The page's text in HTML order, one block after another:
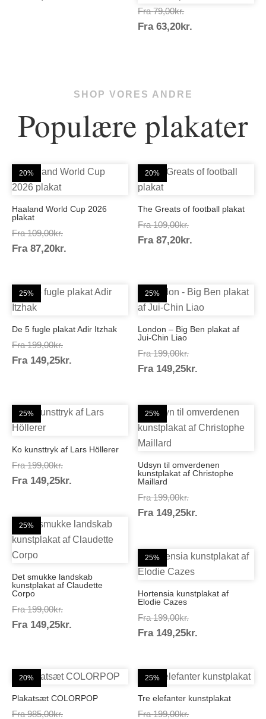
Fra 79,00kr.Prisinterval:
79,00kr.
Fra 63,20kr.
SHOP VORES ANDRE
Populære plakater
20%
Haaland World Cup 2026
plakat
Fra 109,00kr.Prisinterval:
109,00kr.
Fra 87,20kr.
20%
The Greats of football plakat
Fra 109,00kr.Prisinterval:
109,00kr.
Fra 87,20kr.
25%
De 5 fugle plakat Adir Itzhak
Fra 199,00kr.Prisinterval:
199,00kr.
Fra 149,25kr.
25%
London – Big Ben plakat af
Jui-Chin Liao
Fra 199,00kr.Prisinterval:
199,00kr.
Fra 149,25kr.
25%
Ko kunsttryk af Lars Höllerer
Fra 199,00kr.Prisinterval:
199,00kr.
Fra 149,25kr.
25%
Udsyn til omverdenen
kunstplakat af Christophe
Maillard
Fra 199,00kr.Prisinterval:
199,00kr.
Fra 149,25kr.
25%
Det smukke landskab
kunstplakat af Claudette
Corpo
Fra 199,00kr.Prisinterval:
199,00kr.
Fra 149,25kr.
25%
Hortensia kunstplakat af
Elodie Cazes
Fra 199,00kr.Prisinterval:
199,00kr.
Fra 149,25kr.
20%
Plakatsæt COLORPOP
Fra 985,00kr.Prisinterval:
25%
Tre elefanter kunstplakat
Fra 199,00kr.Prisinterval: